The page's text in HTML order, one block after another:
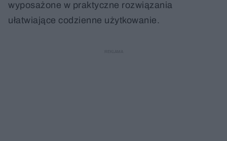
wyposażone w praktyczne rozwiązania
ułatwiające codzienne użytkowanie.